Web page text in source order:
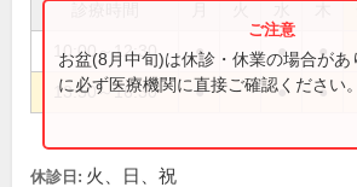
10:00～12:30 ● ● ●
13:50～16:30 ● ● ●
お盆(8月中旬)は休診・休業の場合があ
に必ず医療機関に直接ご確認ください。
休診日: 火、日、祝